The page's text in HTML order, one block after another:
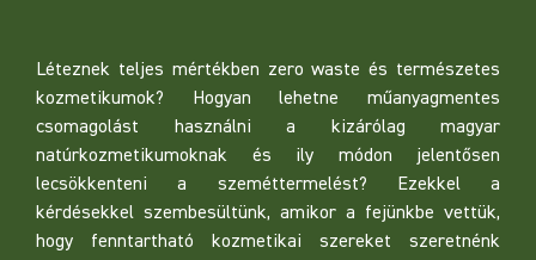
Léteznek teljes mértékben zero waste és természetes
kozmetikumok? Hogyan lehetne műanyagmentes
csomagolást használni a kizárólag magyar
natúrkozmetikumoknak és ily módon jelentősen
lecsökkenteni a szeméttermelést? Ezekkel a
kérdésekkel szembesültünk, amikor a fejünkbe vettük,
hogy fenntartható kozmetikai szereket szeretnénk